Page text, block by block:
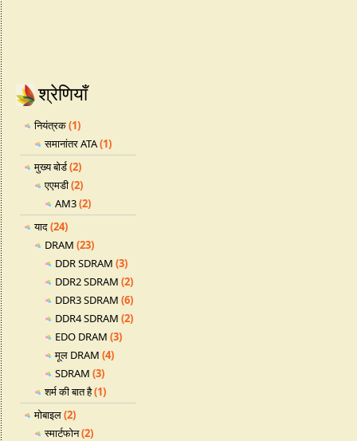
श्रेणियाँ
नियंत्रक(1)
समानांतर ATA(1)
मुख्य बोर्ड(2)
एएमडी(2)
AM3(2)
याद(24)
DRAM (23)
DDR SDRAM (3)
DDR2 SDRAM (2)
DDR3 SDRAM (6)
DDR4 SDRAM (2)
EDO DRAM (3)
मूल DRAM (4)
SDRAM (3)
शर्म की बात है(1)
मोबाइल(2)
स्मार्टफोन(2)